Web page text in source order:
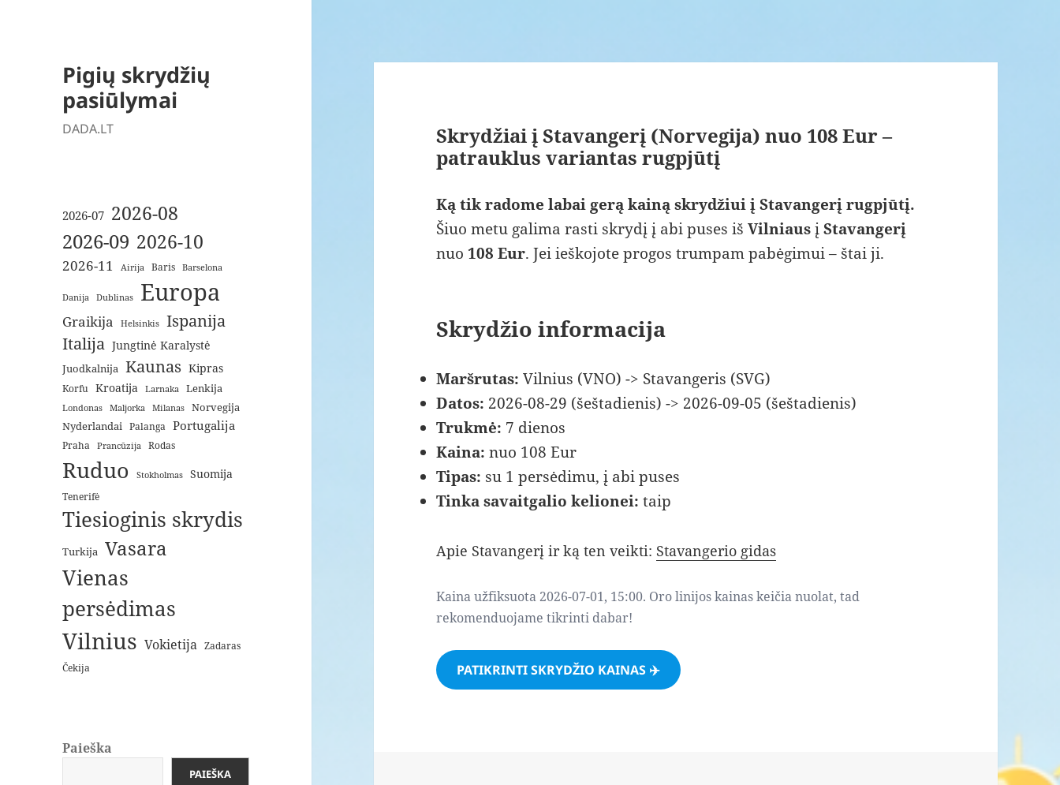
Pigių skrydžių
pasiūlymai
DADA.LT
2026-07 2026-08
2026-09 2026-10
2026-11 Airija Baris Barselona
Danija Dublinas Europa
Graikija Helsinkis
Ispanija
Italija Jungtinė Karalystė
Juodkalnija Kaunas Kipras
Korfu Kroatija Larnaka Lenkija
Londonas Maljorka Milanas
Norvegija
Nyderlandai Palanga Portugalija
Praha Prancūzija Rodas
Ruduo Stokholmas Suomija
Tenerifė
Tiesioginis skrydis
Turkija Vasara
Vienas
persėdimas
Vilnius Vokietija Zadaras
Čekija
Paieška
PAIEŠKA
Skrydžiai į Stavangerį (Norvegija) nuo 108 Eur –
patrauklus variantas rugpjūtį
Ką tik radome labai gerą kainą skrydžiui į Stavangerį rugpjūtį.
Šiuo metu galima rasti skrydį į abi puses išVilniausįStavangerį
nuo 108 Eur. Jei ieškojote progos trumpam pabėgimui – štai ji.
Skrydžio informacija
Maršrutas: Vilnius (VNO) -> Stavangeris (SVG)
Datos: 2026-08-29 (šeštadienis) -> 2026-09-05 (šeštadienis)
Trukmė: 7 dienos
Kaina: nuo 108 Eur
Tipas: su 1 persėdimu, į abi puses
Tinka savaitgalio kelionei: taip
Apie Stavangerį ir ką ten veikti: Stavangerio gidas
Kaina užfiksuota 2026-07-01, 15:00. Oro linijos kainas keičia nuolat, tad
rekomenduojame tikrinti dabar!
PATIKRINTI SKRYDŽIO KAINAS ✈️